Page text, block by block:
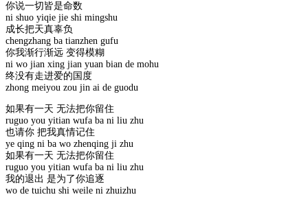
你说一切皆是命数
ni shuo yiqie jie shi mingshu
成长把天真辜负
chengzhang ba tianzhen gufu
你我渐行渐远 变得模糊
ni wo jian xing jian yuan bian de mohu
终没有走进爱的国度
zhong meiyou zou jin ai de guodu
如果有一天 无法把你留住
ruguo you yitian wufa ba ni liu zhu
也请你 把我真情记住
ye qing ni ba wo zhenqing ji zhu
如果有一天 无法把你留住
ruguo you yitian wufa ba ni liu zhu
我的退出 是为了你追逐
wo de tuichu shi weile ni zhuizhu